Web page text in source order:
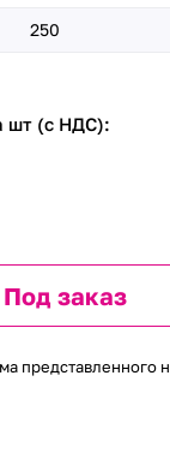
250
шт (с НДС):
Под заказ
представленного